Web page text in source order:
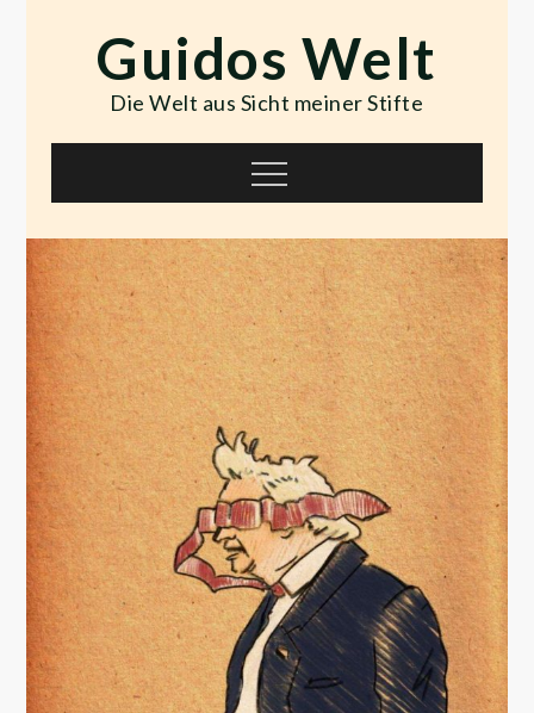
contentGuidos Welt
Die Welt aus Sicht meiner Stifte
Menu